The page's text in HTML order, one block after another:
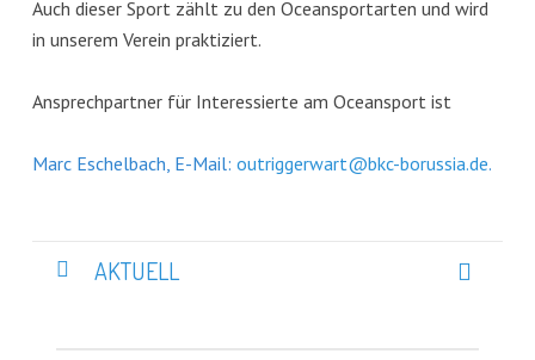
Auch dieser Sport zählt zu den Oceansportarten und wird
in unserem Verein praktiziert.
Ansprechpartner für Interessierte am Oceansport ist
Marc Eschelbach, E-Mail: outriggerwart@bkc-borussia.de.
AKTUELL